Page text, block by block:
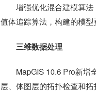
增强优化混合建模算
值体追踪算法，构建的模型
三维数据处理
MapGIS 10.6 Pro新增
层、体图层的拓扑检查和